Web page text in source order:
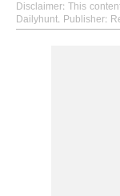
Disclaimer: This
Dailyhunt. Publisher: